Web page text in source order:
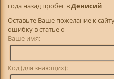
года назад пробег вДенисий
Оставьте Ваше пожелание к
ошибку в статье о
Ваше имя:
Код (для знающих):